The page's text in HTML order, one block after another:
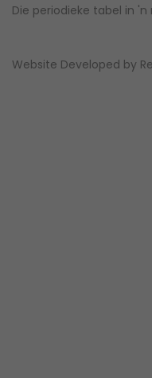
Die periodieke tabel in
Website Developed by